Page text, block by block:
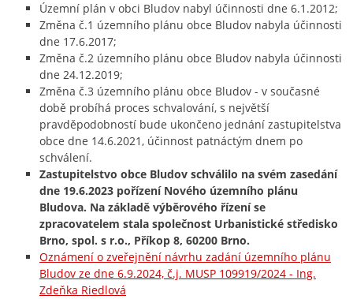
Územní plán v obci Bludov nabyl účinnosti dne 6.1.2012;
Změna č.1 územního plánu obce Bludov nabyla účinnosti
dne 17.6.2017;
Změna č.2 územního plánu obce Bludov nabyla účinnosti
dne 24.12.2019;
Změna č.3 územního plánu obce Bludov - v současné
době probíhá proces schvalování, s největší
pravděpodobností bude ukončeno jednání zastupitelstva
obce dne 14.6.2021, účinnost patnáctým dnem po
schválení.
Zastupitelstvo obce Bludov schválilo na svém zasedání
dne 19.6.2023 pořízení Nového územního plánu
Bludova. Na základě výběrového řízení se
zpracovatelem stala společnost Urbanistické středisko
Brno, spol. s r.o., Příkop 8, 60200 Brno.
Oznámení o zveřejnění návrhu zadání územního plánu
Bludov ze dne 6.9.2024, č.j. MUSP 109919/2024 - Ing.
Zdeňka Riedlová